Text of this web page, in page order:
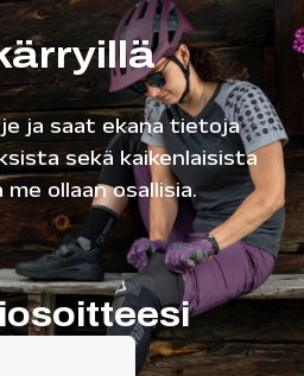
ja saat ekana tietoja
sekä kaikenlaisista
ollaan osallisia.